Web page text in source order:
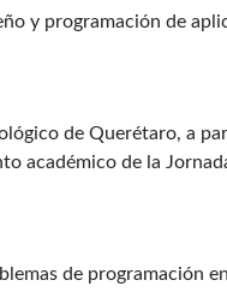
y programación de
de Querétaro, a
académico de la
de programación